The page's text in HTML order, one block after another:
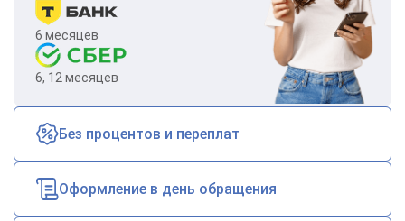
6 месяцев
6, 12 месяцев
Без процентов и переплат
Оформление в день обращения
ChatApp